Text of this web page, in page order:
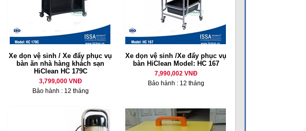
Xe dọn vệ sinh / Xe đẩy phục vụ
bàn ăn nhà hàng khách sạn
HiClean HC 179C
3,799,000 VNĐ
Bảo hành : 12 tháng
Xe dọn vệ sinh /Xe đẩy phục vụ
bàn HiClean Model: HC 167
7,990,002 VNĐ
Bảo hành : 12 tháng